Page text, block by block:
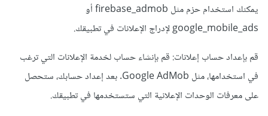
يمكنك استخدام حزم مثل firebase_admob أو
google_mobile_ads لإدراج الإعلانات في تطبيقك.
قم بإعداد حساب إعلانات: قم بإنشاء حساب لخدمة الإعلانات التي ترغب
في استخدامها، مثل Google AdMob. بعد إعداد حسابك، ستحصل
على معرفات الوحدات الإعلانية التي ستستخدمها في تطبيقك.